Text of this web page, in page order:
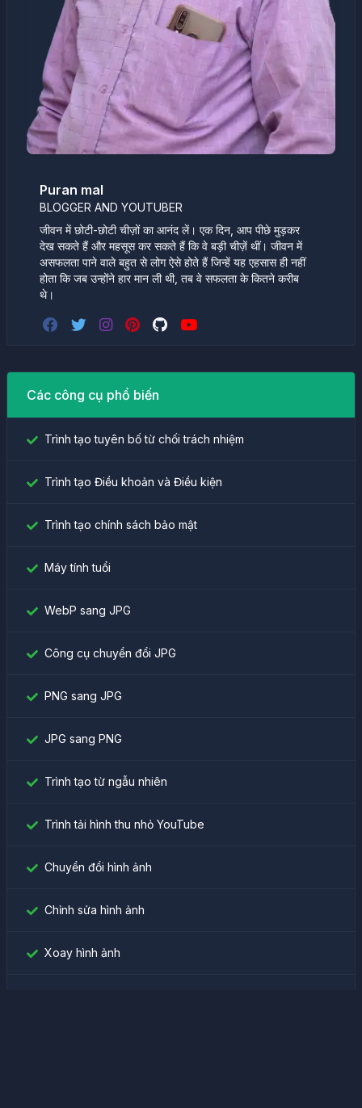
Puran mal
BLOGGER AND YOUTUBER
जीवन में छोटी-छोटी चीज़ों का आनंद लें। एक दिन, आप पीछे मुड़कर
देख सकते हैं और महसूस कर सकते हैं कि वे बड़ी चीज़ें थीं। जीवन में
असफलता पाने वाले बहुत से लोग ऐसे होते हैं जिन्हें यह एहसास ही नहीं
होता कि जब उन्होंने हार मान ली थी, तब वे सफलता के कितने करीब
थे।
Các công cụ phổ biến
Trình tạo tuyên bố từ chối trách nhiệm
Trình tạo Điều khoản và Điều kiện
Trình tạo chính sách bảo mật
Máy tính tuổi
WebP sang JPG
Công cụ chuyển đổi JPG
PNG sang JPG
JPG sang PNG
Trình tạo từ ngẫu nhiên
Trình tải hình thu nhỏ YouTube
Chuyển đổi hình ảnh
Chỉnh sửa hình ảnh
Xoay hình ảnh